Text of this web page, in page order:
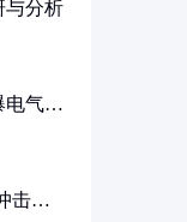
与分析
电气设
击要